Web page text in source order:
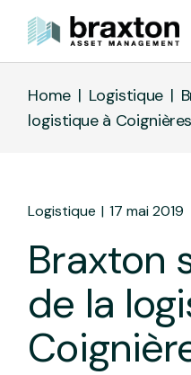
Home Logistique
logistique à Coignières
Logistique 17 mai 2019
Braxton
de la